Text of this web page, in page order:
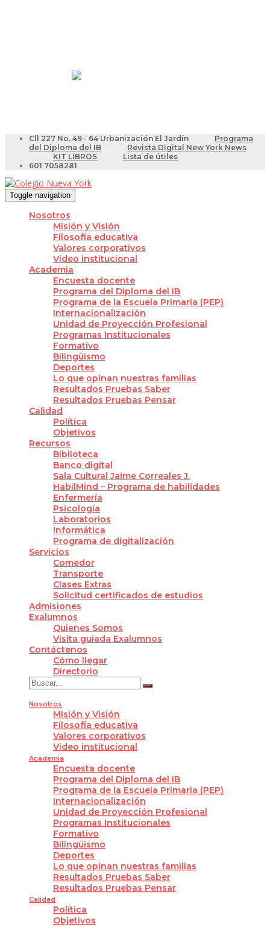
Cll 227 No. 49 - 64 Urbanización El Jardín
Programa
del Diploma del IB
Revista Digital New York News
KIT LIBROS
Lista de útiles
601 7058281
Toggle navigation
Nosotros
Misión y Visión
Filosofía educativa
Valores corporativos
Video institucional
Academia
Encuesta docente
Programa del Diploma del IB
Programa de la Escuela Primaria (PEP)
Internacionalización
Unidad de Proyección Profesional
Programas Institucionales
Formativo
Bilingüismo
Deportes
Lo que opinan nuestras familias
Resultados Pruebas Saber
Resultados Pruebas Pensar
Calidad
Política
Objetivos
Recursos
Biblioteca
Banco digital
Sala Cultural Jaime Correales J.
HabilMind – Programa de habilidades
Enfermería
Psicología
Laboratorios
Informática
Programa de digitalización
Servicios
Comedor
Transporte
Clases Extras
Solicitud certificados de estudios
Admisiones
Exalumnos
Quienes Somos
Visita guiada Exalumnos
Contáctenos
Cómo llegar
Directorio
Nosotros
Misión y Visión
Filosofía educativa
Valores corporativos
Video institucional
Academia
Encuesta docente
Programa del Diploma del IB
Programa de la Escuela Primaria (PEP)
Internacionalización
Unidad de Proyección Profesional
Programas Institucionales
Formativo
Bilingüismo
Deportes
Lo que opinan nuestras familias
Resultados Pruebas Saber
Resultados Pruebas Pensar
Calidad
Política
Objetivos